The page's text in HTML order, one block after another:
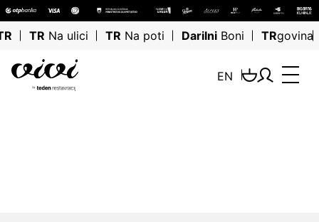
TR Na ulici TR Na poti Darilni Boni TRgovina
EN